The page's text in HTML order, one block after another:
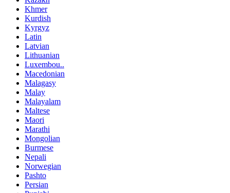
Khmer
Kurdish
Kyrgyz
Latin
Latvian
Lithuanian
Luxembou..
Macedonian
Malagasy
Malay
Malayalam
Maltese
Maori
Marathi
Mongolian
Burmese
Nepali
Norwegian
Pashto
Persian